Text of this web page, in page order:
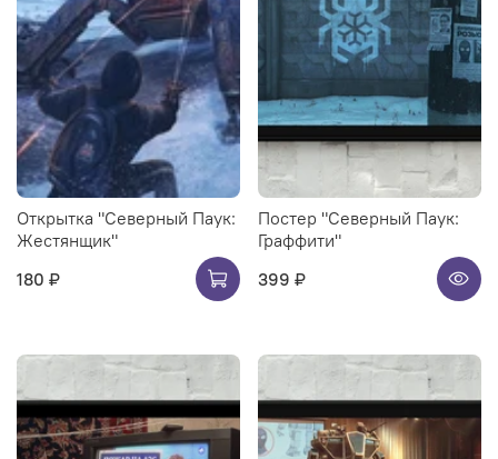
Открытка "Северный Паук:
Жестянщик"
180 ₽
Постер "Северный Паук:
Граффити"
399 ₽